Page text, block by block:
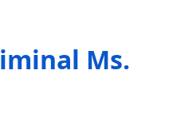
Ms.